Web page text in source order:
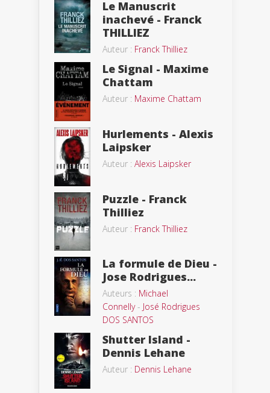
Le Manuscrit
inachevé - Franck
THILLIEZ
Auteur : Franck Thilliez
Le Signal - Maxime
Chattam
Auteur : Maxime Chattam
Hurlements - Alexis
Laipsker
Auteur : Alexis Laipsker
Puzzle - Franck
Thilliez
Auteur : Franck Thilliez
La formule de Dieu -
Jose Rodrigues...
Auteurs : Michael
Connelly- José Rodrigues
DOS SANTOS
Shutter Island -
Dennis Lehane
Auteur : Dennis Lehane